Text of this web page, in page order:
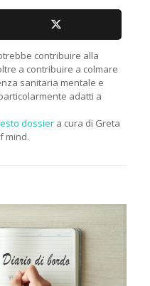
contribuire alla
a contribuire a colmare
sanitaria mentale e
adatti a
dossiera cura di Greta
mind.